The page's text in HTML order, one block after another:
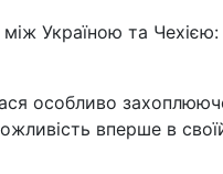
Україною та
особливо
вперше в своїй